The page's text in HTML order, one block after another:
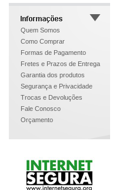
Quem Somos
Como Comprar
Formas de Pagamento
Fretes e Prazos de Entrega
Garantia dos produtos
Segurança e Privacidade
Trocas e Devoluções
Fale Conosco
Orçamento